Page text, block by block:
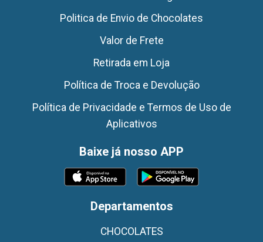
Politica de Envio de Chocolates
Valor de Frete
Retirada em Loja
Política de Troca e Devolução
Política de Privacidade e Termos de Uso de
Aplicativos
Baixe já nosso APP
Departamentos
CHOCOLATES